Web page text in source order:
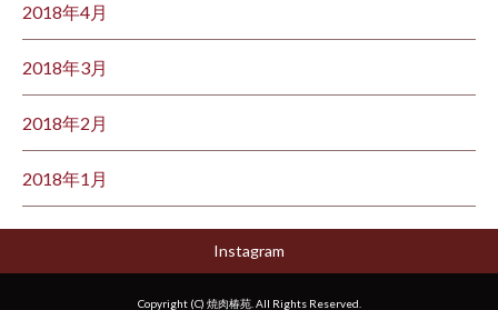
2018年4月
2018年3月
2018年2月
2018年1月
Instagram
Copyright (C) 焼肉椿苑. All Rights Reserved.